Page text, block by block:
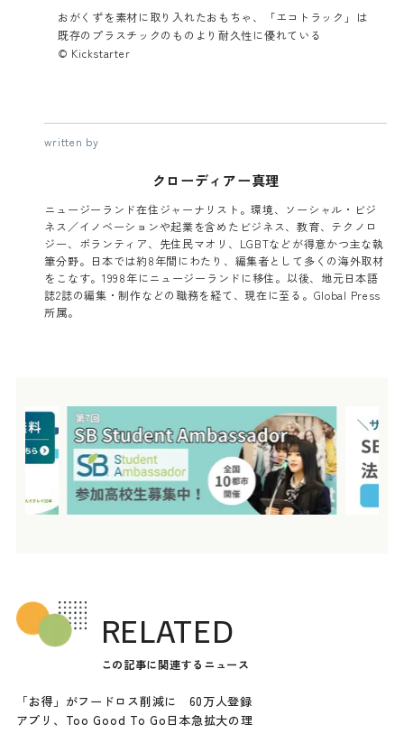
おがくずを素材に取り入れたおもちゃ、「エコトラック」は
既存のプラスチックのものより耐久性に優れている
© Kickstarter
written by
クローディアー真理
ニュージーランド在住ジャーナリスト。環境、ソーシャル・ビジ
ネス／イノベーションや起業を含めたビジネス、教育、テクノロ
ジー、ボランティア、先住民マオリ、LGBTなどが得意かつ主な執
筆分野。日本では約8年間にわたり、編集者として多くの海外取材
をこなす。1998年にニュージーランドに移住。以後、地元日本語
誌2誌の編集・制作などの職務を経て、現在に至る。Global Press
所属。
RELATED
この記事に関連するニュース
「お得」がフードロス削減に 60万人登録
アプリ、Too Good To Go日本急拡大の理